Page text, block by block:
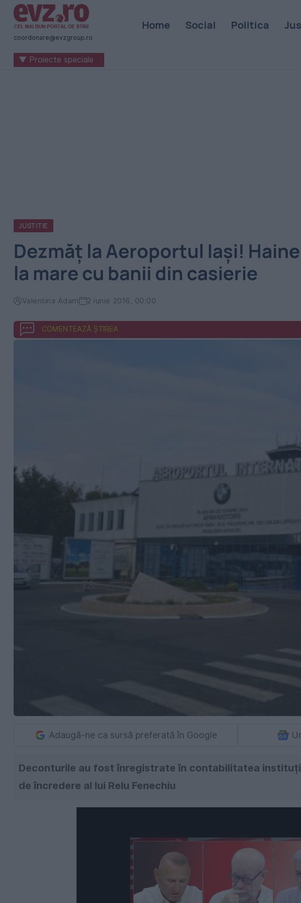
Știri
naționale
internaționale
coordonare@evzgroup.ro
Home Social Politica
▼ Proiecte speciale
JUSTITIE
Dezmăț la Aeroportul Iași!
la mare cu banii din casierie
Valentina Adam 2 iunie 2016, 00:00
COMENTEAZĂ ȘTIREA
Adaugă-ne ca sursă preferată în Google
Deconturile au fost înregistrate în contabilitatea
de încredere al lui Relu Fenechiu